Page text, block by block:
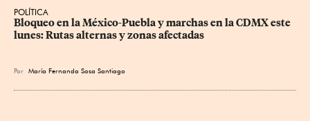
POLÍTICA
Bloqueo en la México-Puebla y marchas en la CDMX este
lunes: Rutas alternas y zonas afectadas
Por María Fernanda Sosa Santiago